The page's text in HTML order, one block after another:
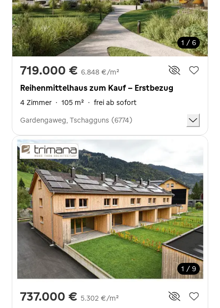
1 / 6
719.000 € 6.848 €/m²
Reihenmittelhaus zum Kauf - Erstbezug
4 Zimmer · 105 m² · frei ab sofort
Gardengaweg, Tschagguns (6774)
1 / 9
737.000 € 5.302 €/m²